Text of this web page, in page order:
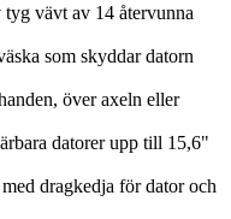
vävt av 14 återvunna
som skyddar datorn
över axeln eller
datorer upp till 15,6"
dragkedja för dator och